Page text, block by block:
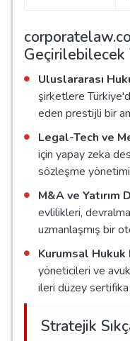
Uluslararası
şirketlere
eden prestijli bir
Legal-Tech ve
için yapay zeka
sözleşme
M&A ve Yatırım
evlilikleri,
uzmanlaşmış bir
Kurumsal
yöneticileri ve
ileri düzey sertifika
Stratejik